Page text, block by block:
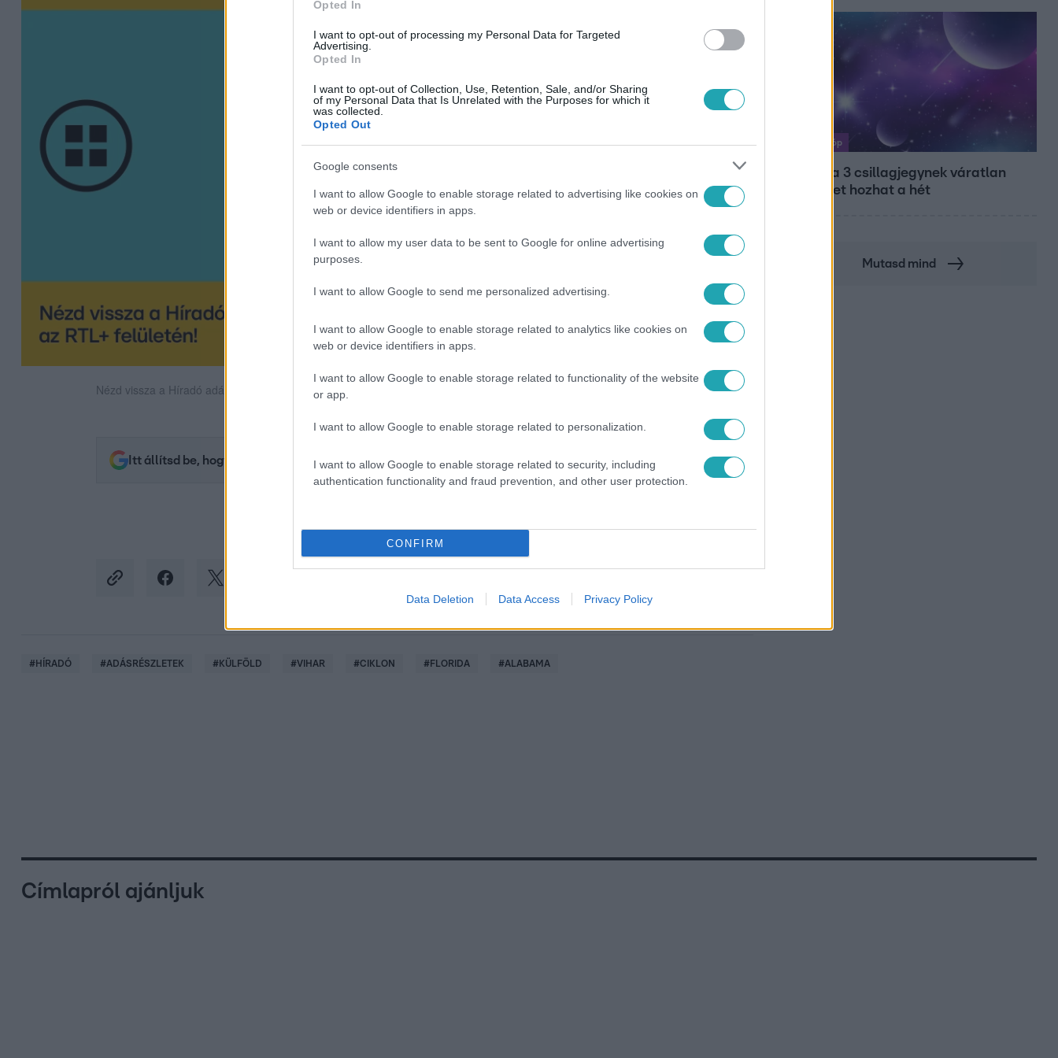
Opted In
I want to opt-out of processing my Personal Data for Targeted
Advertising.
Opted In
I want to opt-out of Collection, Use, Retention, Sale, and/or Sharing
of my Personal Data that Is Unrelated with the Purposes for which it
was collected.
Opted Out
Google consents
I want to allow Google to enable storage related to advertising like cookies on
web or device identifiers in apps.
I want to allow my user data to be sent to Google for online advertising
purposes.
I want to allow Google to send me personalized advertising.
I want to allow Google to enable storage related to analytics like cookies on
web or device identifiers in apps.
I want to allow Google to enable storage related to functionality of the website
or app.
I want to allow Google to enable storage related to personalization.
I want to allow Google to enable storage related to security, including
authentication functionality and fraud prevention, and other user protection.
CONFIRM
Data Deletion Data Access Privacy Policy
Nézd vissza a Híradó adásait az RTL+ felületén!
Itt állítsd be, hogy az RTL.hu az elsők között legyen a Google-találatokban!
#HÍRADÓ #ADÁSRÉSZLETEK #KÜLFÖLD #VIHAR #CIKLON #FLORIDA #ALABAMA
Horoszkóp
Ennek a 3 csillagjegynek váratlan
sikereket hozhat a hét
Mutasd mind
Címlapról ajánljuk